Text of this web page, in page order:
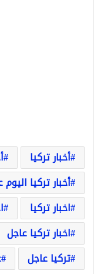
أخبار تركيا
أخبار تركيا
اخبار تركيا
اخبار تركيا عاجل
تركيا عاجل